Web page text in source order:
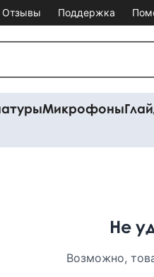
Отзывы Поддержка
Микрофоны
Не
Возможно,